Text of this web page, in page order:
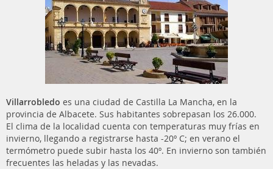
Villarrobledo es una ciudad de Castilla La Mancha, en la
provincia de Albacete. Sus habitantes sobrepasan los 26.000.
El clima de la localidad cuenta con temperaturas muy frías en
invierno, llegando a registrarse hasta -20º C; en verano el
termómetro puede subir hasta los 40º. En invierno son también
frecuentes las heladas y las nevadas.